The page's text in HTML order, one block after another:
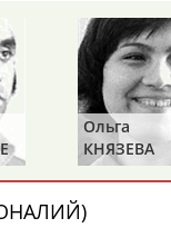
АБДУЛЛАЕВ
или
Ольга
БЕЛОВА